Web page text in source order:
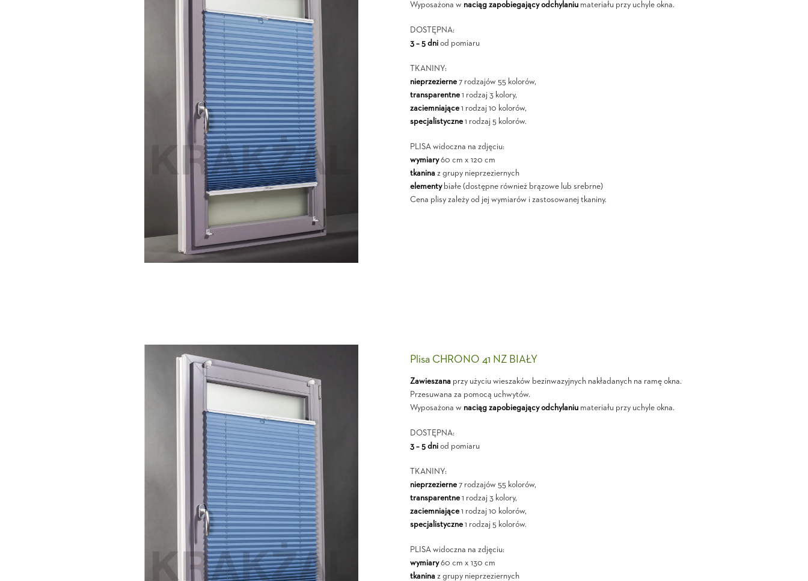
Wyposażona w naciąg zapobiegający odchylaniu materiału przy uchyle okna.
DOSTĘPNA:
3 – 5 dni od pomiaru
TKANINY:
nieprzezierne 7 rodzajów 55 kolorów,
transparentne 1 rodzaj 3 kolory,
zaciemniające 1 rodzaj 10 kolorów,
specjalistyczne 1 rodzaj 5 kolorów.
PLISA widoczna na zdjęciu:
wymiary60 cm x 120 cm
tkanina z grupy nieprzeziernych
elementybiałe (dostępne również brązowe lub srebrne)
Cena plisy zależy od jej wymiarów i zastosowanej tkaniny.
Plisa CHRONO 41 NZ BIAŁY
Zawieszana przy użyciu wieszaków bezinwazyjnych nakładanych na ramę okna.
Przesuwana za pomocą uchwytów.
Wyposażona w naciąg zapobiegający odchylaniu materiału przy uchyle okna.
DOSTĘPNA:
3 – 5 dni od pomiaru
TKANINY:
nieprzezierne 7 rodzajów 55 kolorów,
transparentne 1 rodzaj 3 kolory,
zaciemniające 1 rodzaj 10 kolorów,
specjalistyczne 1 rodzaj 5 kolorów.
PLISA widoczna na zdjęciu:
wymiary60 cm x 130 cm
tkanina z grupy nieprzeziernych